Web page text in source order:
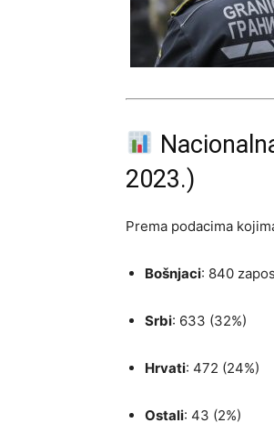
2023.)
Prema podacima
Bošnjaci: 840
Srbi: 633 (32%)
Hrvati: 472 (24%)
Ostali: 43 (2%)